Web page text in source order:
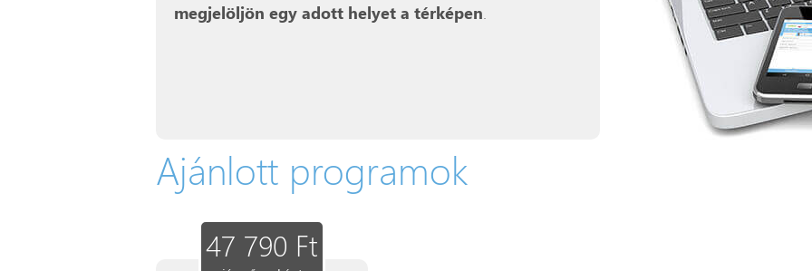
megjelöljön egy adott helyet a térképen.
Ajánlott programok
47 790 Ft